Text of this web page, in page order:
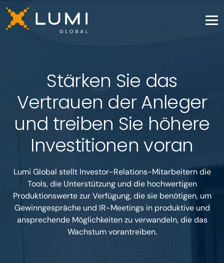
Stärken Sie das
Vertrauen der Anleger
und treiben Sie höhere
Investitionen voran
Lumi Global stellt Investor-Relations-Mitarbeitern die
Tools, die Unterstützung und die hochwertigen
Produktionswerte zur Verfügung, die sie benötigen, um
Gewinngespräche und IR-Meetings in produktive und
ansprechende Möglichkeiten zu verwandeln, die das
Wachstum vorantreiben.